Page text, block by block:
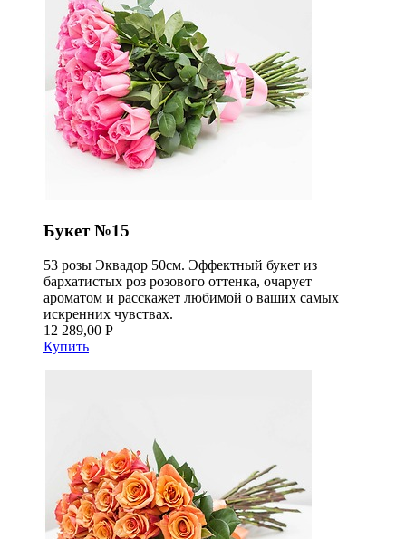
Букет №15
53 розы Эквадор 50см. Эффектный букет из
бархатистых роз розового оттенка, очарует
ароматом и расскажет любимой о ваших самых
искренних чувствах.
12 289,00 Р
Купить